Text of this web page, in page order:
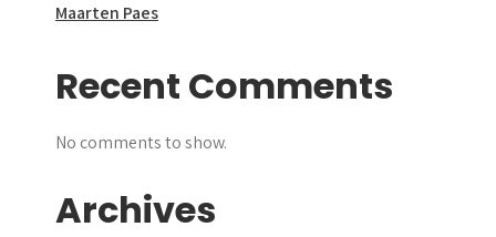
Maarten Paes
Recent Comments
No comments to show.
Archives